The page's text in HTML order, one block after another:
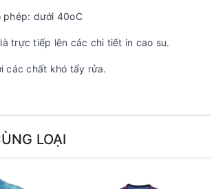
dưới 40oC
trực tiếp lên các chi tiết in cao su.
các chất khó tẩy rửa.
LOẠI